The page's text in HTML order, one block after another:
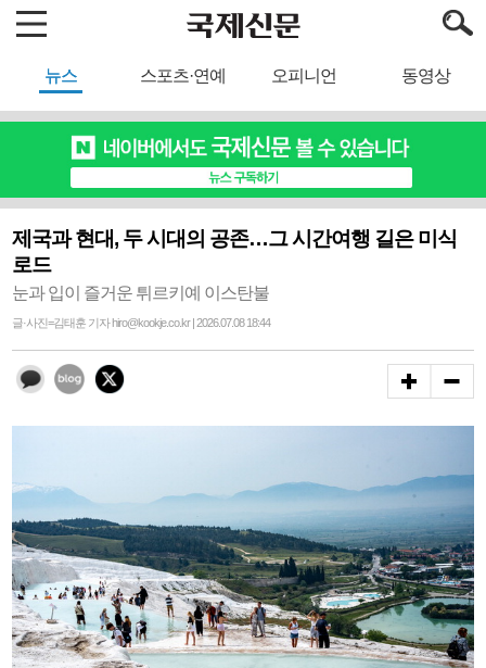
뉴스 스포츠·연예 오피니언 동영상
제국과 현대, 두 시대의 공존…그 시간여행 길은 미식
로드
눈과 입이 즐거운 튀르키예 이스탄불
글·사진=김태훈 기자 hiro@kookje.co.kr | 2026.07.08 18:44